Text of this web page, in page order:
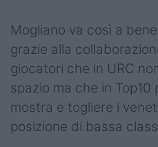
Mogliano va così a
grazie alla
giocatori che in URC
spazio ma che in
mostra e togliere i
posizione di bassa